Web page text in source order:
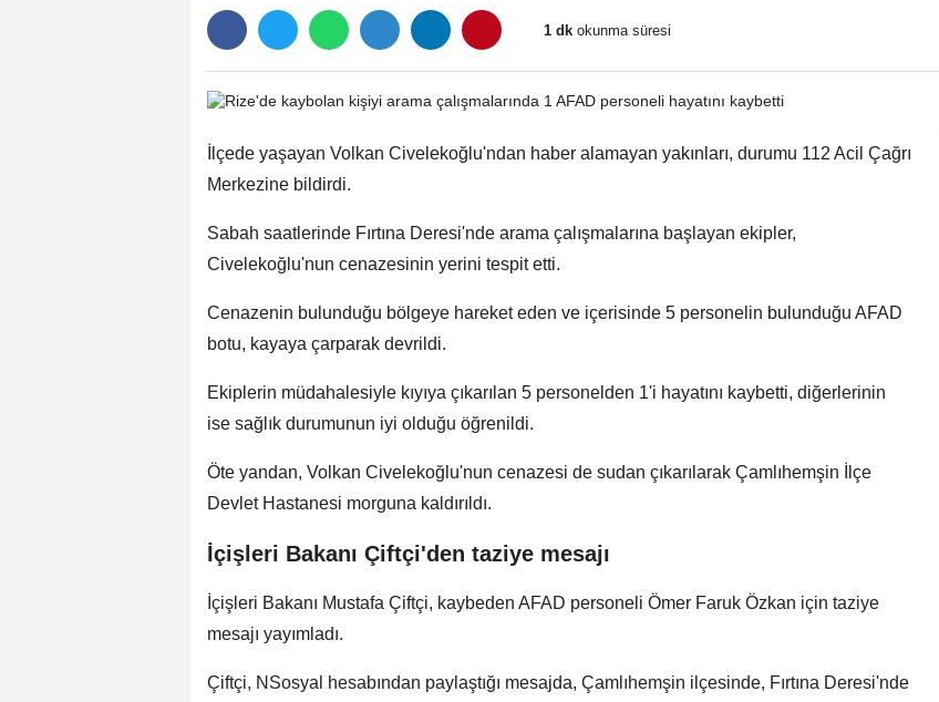
1 dk okunma süresi
İlçede yaşayan Volkan Civelekoğlu'ndan haber alamayan yakınları, durumu 112 Acil Çağrı
Merkezine bildirdi.
Sabah saatlerinde Fırtına Deresi'nde arama çalışmalarına başlayan ekipler,
Civelekoğlu'nun cenazesinin yerini tespit etti.
Cenazenin bulunduğu bölgeye hareket eden ve içerisinde 5 personelin bulunduğu AFAD
botu, kayaya çarparak devrildi.
Ekiplerin müdahalesiyle kıyıya çıkarılan 5 personelden 1'i hayatını kaybetti, diğerlerinin
ise sağlık durumunun iyi olduğu öğrenildi.
Öte yandan, Volkan Civelekoğlu'nun cenazesi de sudan çıkarılarak Çamlıhemşin İlçe
Devlet Hastanesi morguna kaldırıldı.
İçişleri Bakanı Çiftçi'den taziye mesajı
İçişleri Bakanı Mustafa Çiftçi, kaybeden AFAD personeli Ömer Faruk Özkan için taziye
mesajı yayımladı.
Çiftçi, NSosyal hesabından paylaştığı mesajda, Çamlıhemşin ilçesinde, Fırtına Deresi'nde